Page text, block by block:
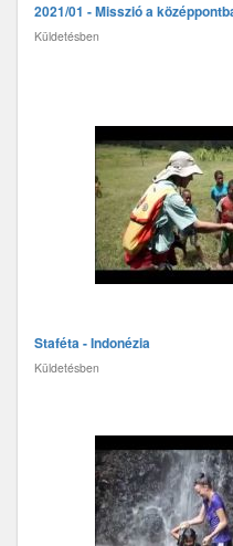
2021/01 - Misszió a
Küldetésben
Staféta - Indonézia
Küldetésben